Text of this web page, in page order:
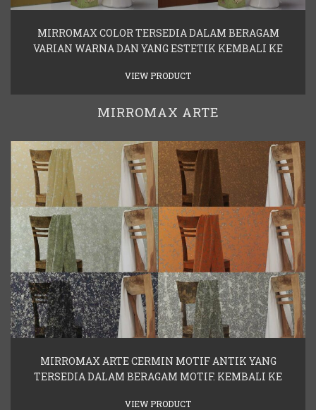
MIRROMAX COLOR TERSEDIA DALAM BERAGAM
VARIAN WARNA DAN YANG ESTETIK KEMBALI KE
VIEW PRODUCT
MIRROMAX ARTE
MIRROMAX ARTE CERMIN MOTIF ANTIK YANG
TERSEDIA DALAM BERAGAM MOTIF. KEMBALI KE
VIEW PRODUCT